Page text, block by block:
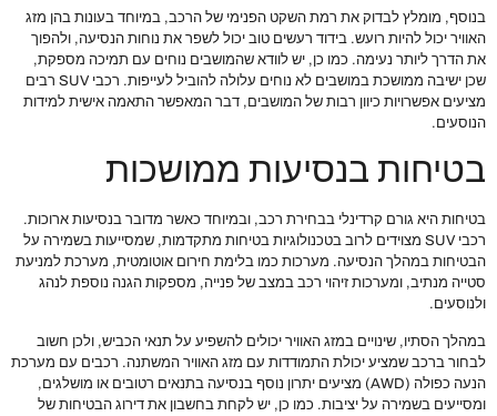
בנוסף, מומלץ לבדוק את רמת השקט הפנימי של הרכב, במיוחד בעונות בהן מזג
האוויר יכול להיות רועש. בידוד רעשים טוב יכול לשפר את נוחות הנסיעה, ולהפוך
את הדרך ליותר נעימה. כמו כן, יש לוודא שהמושבים נוחים עם תמיכה מספקת,
שכן ישיבה ממושכת במושבים לא נוחים עלולה להוביל לעייפות. רכבי SUV רבים
מציעים אפשרויות כיוון רבות של המושבים, דבר המאפשר התאמה אישית למידות
הנוסעים.
בטיחות בנסיעות ממושכות
בטיחות היא גורם קרדינלי בבחירת רכב, ובמיוחד כאשר מדובר בנסיעות ארוכות.
רכבי SUV מצוידים לרוב בטכנולוגיות בטיחות מתקדמות, שמסייעות בשמירה על
הבטיחות במהלך הנסיעה. מערכות כמו בלימת חירום אוטומטית, מערכת למניעת
סטייה מנתיב, ומערכות זיהוי רכב במצב של פנייה, מספקות הגנה נוספת לנהג
ולנוסעים.
במהלך הסתיו, שינויים במזג האוויר יכולים להשפיע על תנאי הכביש, ולכן חשוב
לבחור ברכב שמציע יכולת התמודדות עם מזג האוויר המשתנה. רכבים עם מערכת
הנעה כפולה (AWD) מציעים יתרון נוסף בנסיעה בתנאים רטובים או מושלגים,
ומסייעים בשמירה על יציבות. כמו כן, יש לקחת בחשבון את דירוג הבטיחות של